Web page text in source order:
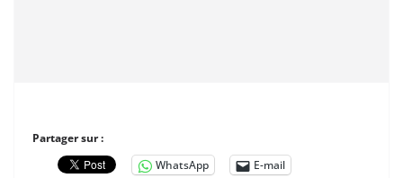
Partager sur :
WhatsApp
E-mail